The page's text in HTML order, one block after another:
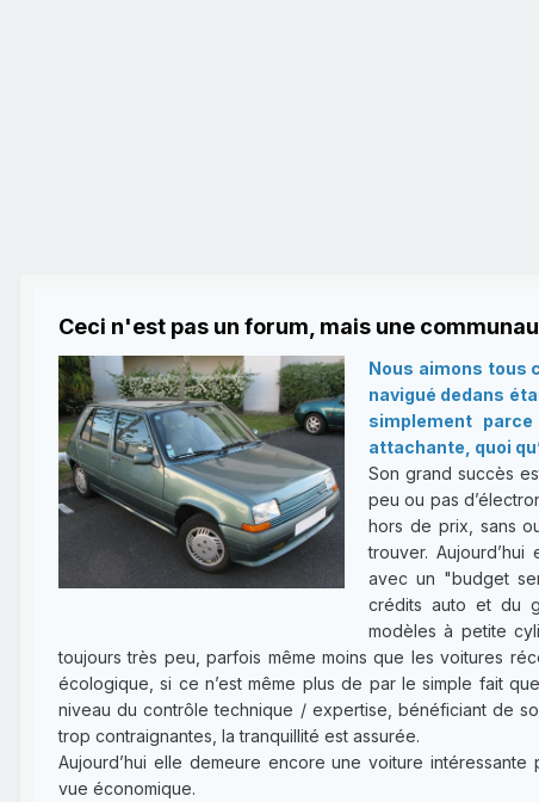
Ceci n'est pas un forum, mais une
Nous aimons tous
navigué dedans
simplement
attachante, quoi
Son grand succès
peu ou pas
hors de prix, sans
trouver.
avec un "budget
crédits auto et du
modèles à petite
toujours très peu, parfois même moins que les voitures
écologique, si ce n’est même plus de par le simple fait
niveau du contrôle technique / expertise, bénéficiant de
trop contraignantes, la tranquillité est assurée.
Aujourd’hui elle demeure encore une voiture intéressante
vue économique.